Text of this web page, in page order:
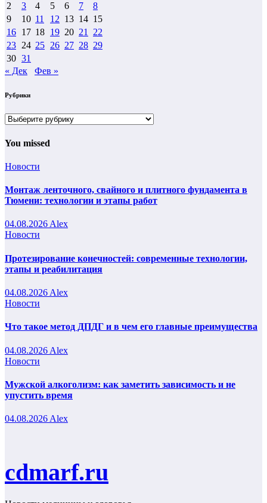
2
3 4 5 6 7
8
9
10 11 12 13 14 15
16 17 18 19 20 21 22
23 24 25 26 27 28 29
30 31
« Дек
Фев »
Рубрики
Рубрики
You missed
Новости
Монтаж ленточного, свайного и плитного фундамента в
Тюмени: технологии и этапы работ
04.08.2026Alex
Новости
Протезирование конечностей: современные технологии,
этапы и реабилитация
04.08.2026 Alex
Новости
Что такое метод ДПДГ и в чем его главные преимущества
04.08.2026 Alex
Новости
Мужской алкоголизм: как заметить зависимость и не
упустить время
04.08.2026 Alex
cdmarf.ru